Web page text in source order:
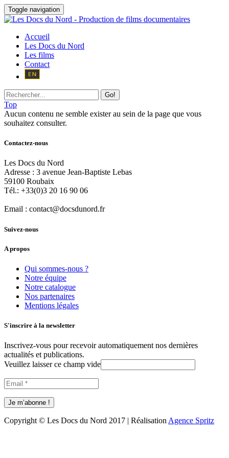
Toggle navigation
Accueil
Les Docs du Nord
Les films
Contact
Go!
Top
Aucun contenu ne semble exister au sein de la page que vous
souhaitez consulter.
Contactez-nous
Les Docs du Nord
Adresse : 3 avenue Jean-Baptiste Lebas
59100 Roubaix
Tél.: +33(0)3 20 16 90 06
Email : contact@docsdunord.fr
Suivez-nous
A propos
Qui sommes-nous ?
Notre équipe
Notre catalogue
Nos partenaires
Mentions légales
S'inscrire à la newsletter
Inscrivez-vous pour recevoir automatiquement nos dernières
actualités et publications.
Veuillez laisser ce champ vide
Copyright © Les Docs du Nord 2017 | Réalisation Agence Spritz